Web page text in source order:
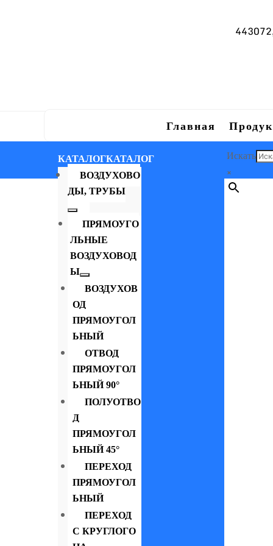
Главная
КАТАЛОГКАТАЛОГ
ВОЗДУХОВО
ДЫ, ТРУБЫ
ПРЯМОУГО
ЛЬНЫЕ
ВОЗДУХОВОД
Ы
ВОЗДУХОВ
ОД
ПРЯМОУГОЛ
ЬНЫЙ
ОТВОД
ПРЯМОУГОЛ
ЬНЫЙ 90°
ПОЛУОТВО
Д
ПРЯМОУГОЛ
ЬНЫЙ 45°
ПЕРЕХОД
ПРЯМОУГОЛ
ЬНЫЙ
ПЕРЕХОД
С КРУГЛОГО
Искать
×